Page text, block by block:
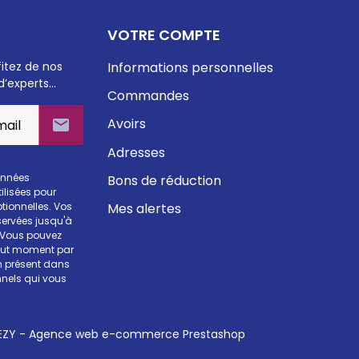
de nos

pour
Vos
jusqu'à
pouvez
moment par
présent dans
qui vous
VOTRE COMPTE
Informations personnelles
Commandes
Avoirs
Adresses
Bons de réduction
Mes alertes
- Agence web e-commerce Prestashop